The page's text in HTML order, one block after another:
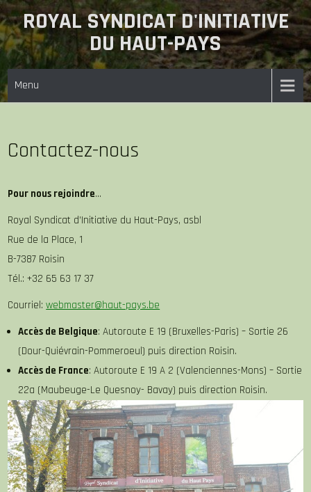
Skip
to
content
ROYAL SYNDICAT D'INITIATIVE
DU HAUT-PAYS
Menu
Contactez-nous
Pour nous rejoindre…
Royal Syndicat d’Initiative du Haut-Pays, asbl
Rue de la Place, 1
B-7387 Roisin
Tél.: +32 65 63 17 37
Courriel:webmaster@haut-pays.be
Accès de Belgique: Autoroute E 19 (Bruxelles-Paris) – Sortie 26
(Dour-Quiévrain-Pommeroeul) puis direction Roisin.
Accès de France: Autoroute E 19 A 2 (Valenciennes-Mons) – Sortie
22a (Maubeuge-Le Quesnoy- Bavay) puis direction Roisin.